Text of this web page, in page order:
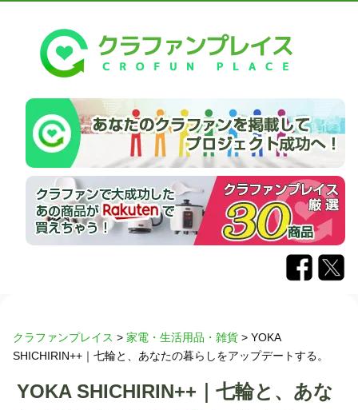
クラファンプレイス > 家電・生活用品・雑貨 > YOKA
SHICHIRIN++｜七輪と、あなたの暮らしをアップデートする。
YOKA SHICHIRIN++｜七輪と、あな